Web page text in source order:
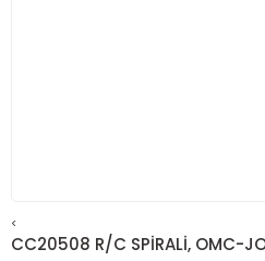
<
CC20508 R/C SPİRALİ, OMC-